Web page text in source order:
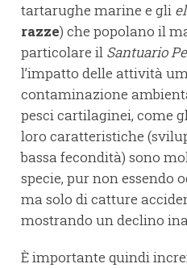
tartarughe marine e gli
razze) che popolano il
particolare il Santuario
l’impatto delle attività
contaminazione
pesci cartilaginei, come
loro caratteristiche
bassa fecondità) sono
specie, pur non essendo
ma solo di catture
mostrando un declino
È importante quindi